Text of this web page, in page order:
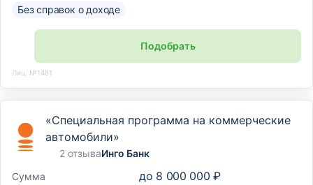
Без справок о доходе
Подобрать
Лиц. №1481
«Специальная программа на коммерческие
автомобили»
2 отзываИнго Банк
Сумма
до 8 000 000 ₽